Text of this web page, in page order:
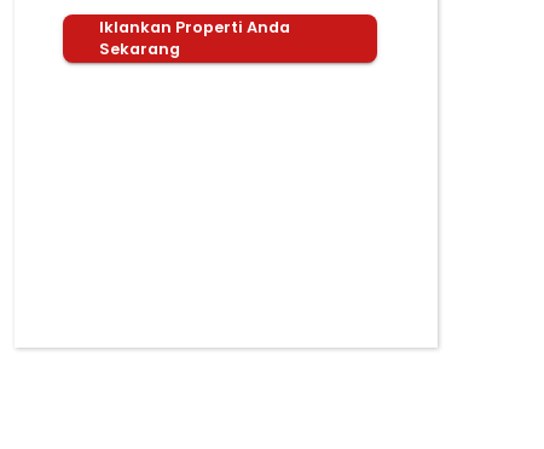
Iklankan Properti Anda
Sekarang